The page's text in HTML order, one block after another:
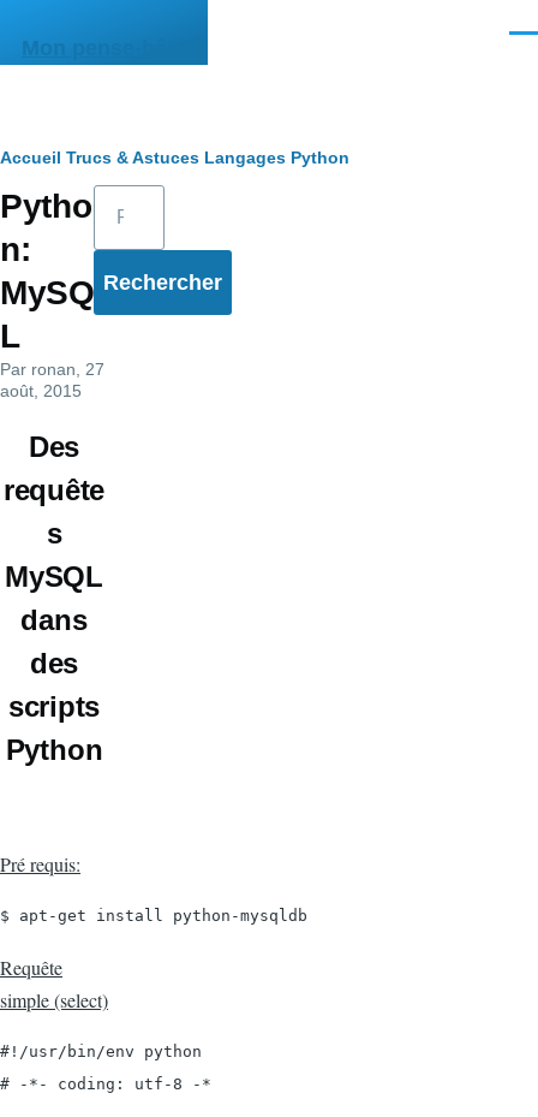
Mon pense-bête
Fil
d'Ariane
Accueil Trucs & Astuces Langages Python
Pytho
n:
MySQ
L
Par ronan , 27
août, 2015
Des
requête
s
MySQL
dans
des
scripts
Python
Pré requis:
$ apt-get install python-mysqldb
Requête
simple (select)
#!/usr/bin/env python
# -*- coding: utf-8 -*